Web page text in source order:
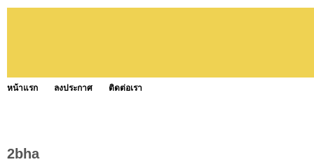
หน้าแรก ลงประกาศ ติดต่อเรา
2bha